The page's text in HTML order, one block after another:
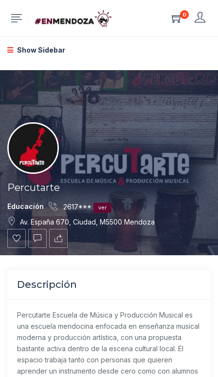
0
Show Sidebar
Percutarte
Educación 2617*** ver
Av. España 670, Ciudad, M5500 Mendoza
Descripción
Percutarte Escuela de Música y Producción Musical es
una escuela mendocina enfocada en enseñanza musical
moderna y producción artística, con una propuesta
bastante activa dentro de la escena cultural local. El
espacio trabaja tanto con personas que quieren
aprender un instrumento desde cero como con alumnos